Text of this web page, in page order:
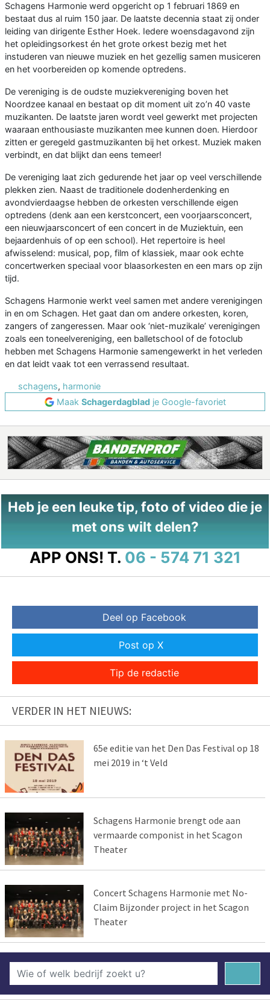
Schagens Harmonie werd opgericht op 1 februari 1869 en
bestaat dus al ruim 150 jaar. De laatste decennia staat zij onder
leiding van dirigente Esther Hoek. Iedere woensdagavond zijn
het opleidingsorkest én het grote orkest bezig met het
instuderen van nieuwe muziek en het gezellig samen musiceren
en het voorbereiden op komende optredens.
De vereniging is de oudste muziekvereniging boven het
Noordzee kanaal en bestaat op dit moment uit zo’n 40 vaste
muzikanten. De laatste jaren wordt veel gewerkt met projecten
waaraan enthousiaste muzikanten mee kunnen doen. Hierdoor
zitten er geregeld gastmuzikanten bij het orkest. Muziek maken
verbindt, en dat blijkt dan eens temeer!
De vereniging laat zich gedurende het jaar op veel verschillende
plekken zien. Naast de traditionele dodenherdenking en
avondvierdaagse hebben de orkesten verschillende eigen
optredens (denk aan een kerstconcert, een voorjaarsconcert,
een nieuwjaarsconcert of een concert in de Muziektuin, een
bejaardenhuis of op een school). Het repertoire is heel
afwisselend: musical, pop, film of klassiek, maar ook echte
concertwerken speciaal voor blaasorkesten en een mars op zijn
tijd.
Schagens Harmonie werkt veel samen met andere verenigingen
in en om Schagen. Het gaat dan om andere orkesten, koren,
zangers of zangeressen. Maar ook ‘niet-muzikale’ verenigingen
zoals een toneelvereniging, een balletschool of de fotoclub
hebben met Schagens Harmonie samengewerkt in het verleden
en dat leidt vaak tot een verrassend resultaat.
schagens, harmonie
Maak Schagerdagbladje Google-favoriet
Heb je een leuke tip, foto of video die je
met ons wilt delen?
APP ONS! T. 06 - 574 71 321
Deel op Facebook
Post op X
Tip de redactie
VERDER IN HET NIEUWS:
65e editie van het Den Das Festival op 18
mei 2019 in ‘t Veld
Schagens Harmonie brengt ode aan
vermaarde componist in het Scagon
Theater
Concert Schagens Harmonie met No-
Claim Bijzonder project in het Scagon
Theater